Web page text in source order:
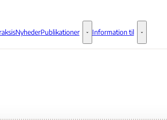
NyhederPublikationer Publikationer - Flere links
Information til